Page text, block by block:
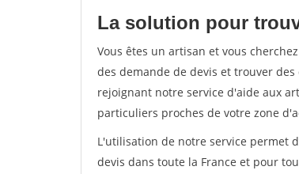
La solution pour
Vous êtes un artisan et vous
des demande de devis et trouver
rejoignant notre service d'aide aux
particuliers proches de votre zone
L'utilisation de notre service permet
devis dans toute la France et pour